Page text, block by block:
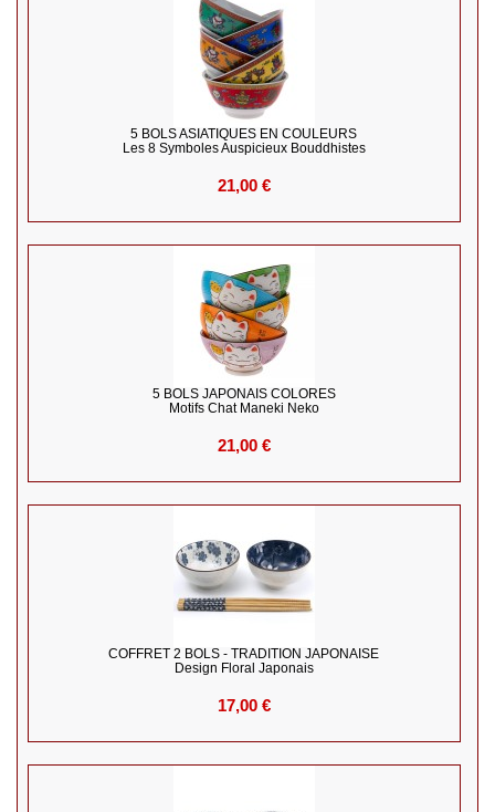
5 BOLS ASIATIQUES EN COULEURS
Les 8 Symboles Auspicieux Bouddhistes
21,00 €
5 BOLS JAPONAIS COLORES
Motifs Chat Maneki Neko
21,00 €
COFFRET 2 BOLS - TRADITION JAPONAISE
Design Floral Japonais
17,00 €